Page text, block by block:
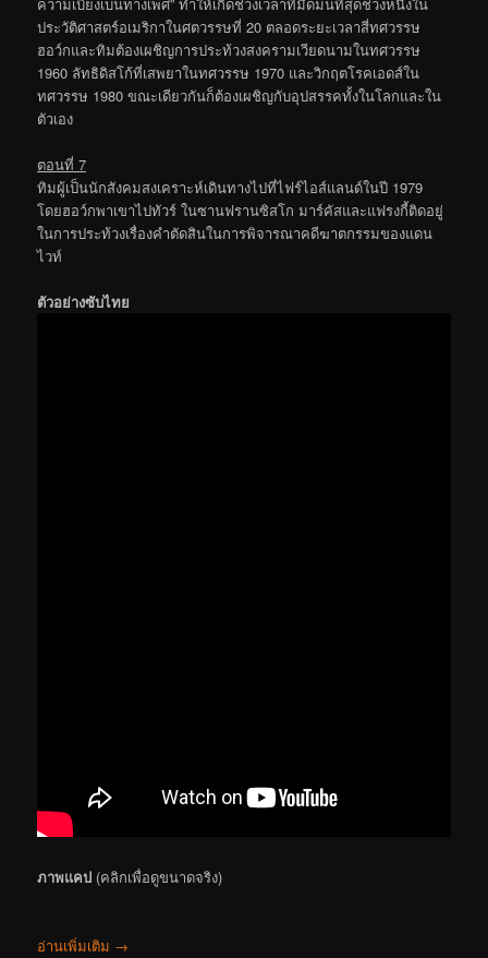
ประวัติศาสตร์อเมริกาในศตวรรษที่ 20 ตลอดระยะเวลาสี่ทศวรรษ
ฮอว์กและทิมต้องเผชิญการประท้วงสงครามเวียดนามในทศวรรษ
1960 ลัทธิดิสโก้ที่เสพยาในทศวรรษ 1970 และวิกฤตโรคเอดส์ใน
ทศวรรษ 1980 ขณะเดียวกันก็ต้องเผชิญกับอุปสรรคทั้งในโลกและใน
ตัวเอง
ตอนที่ 7
ทิมผู้เป็นนักสังคมสงเคราะห์เดินทางไปที่ไฟร์ไอส์แลนด์ในปี 1979
โดยฮอว์กพาเขาไปทัวร์ ในซานฟรานซิสโก มาร์คัสและแฟรงกี้ติดอยู่
ในการประท้วงเรื่องคำตัดสินในการพิจารณาคดีฆาตกรรมของแดน
ไวท์
ตัวอย่างซับไทย
ภาพแคป (คลิกเพื่อดูขนาดจริง)
อ่านเพิ่มเติม →